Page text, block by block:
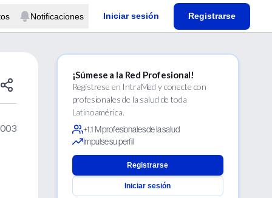
Notificaciones Iniciar sesión Registrarse
¡Súmese a la Red Profesional!
Regístrese en IntraMed y conecte con
profesionales de la salud de toda
Latinoamérica.
+1.1 M profesionales de la salud
Impulse su perfil
Registrarse
Iniciar sesión